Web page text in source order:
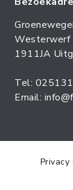
Westerwerf
1911JA
Tel:
Email: